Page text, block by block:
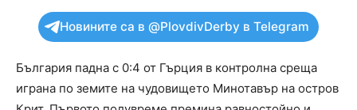
Новините са в @PlovdivDerby в Telegram
България падна с 0:4 от Гърция в контролна среща
играна по земите на чудовището Минотавър на остров